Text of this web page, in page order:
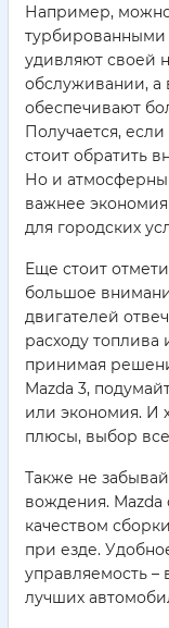
Например,
турбированными
удивляют своей
обслуживании, а
обеспечивают
Получается,
стоит обратить
Но и
важнее
для городских
Еще стоит
большое
двигателей
расходу
принимая
Mazda 3,
или экономия. И
плюсы, выбор
Также не
вождения.
качеством
при езде.
управляемость –
лучших